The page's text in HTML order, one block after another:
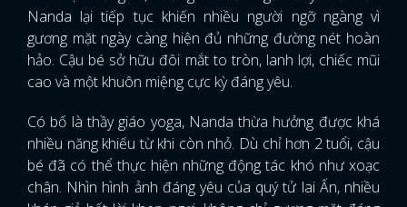
FACEBOOK GOOGLE
Nanda lại tiếp tục khiến nhiều người ngỡ ngàng vì
gương mặt ngày càng hiện đủ những đường nét hoàn
hảo. Cậu bé sở hữu đôi mắt to tròn, lanh lợi, chiếc mũi
cao và một khuôn miệng cực kỳ đáng yêu.
Có bố là thầy giáo yoga, Nanda thừa hưởng được khá
nhiều năng khiếu từ khi còn nhỏ. Dù chỉ hơn 2 tuổi, cậu
bé đã có thể thực hiện những động tác khó như xoạc
chân. Nhìn hình ảnh đáng yêu của quý tử lai Ấn, nhiều